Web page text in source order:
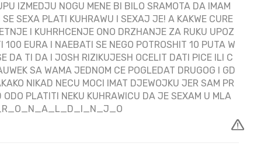
IZMEDJU NOGU MENE BI BILO SRAMOTA DA IMAM
SEXA PLATI KUHRAWU I SEXAJ JE! A KAKWE CURE
I KUHRHCENJE ONO DRZHANJE ZA RUKU UPOZ
EURA I NAEBATI SE NEGO POTROSHIT 10 PUTA W
DA TI DA I JOSH RIZIKUJESH OCELIT DATI PICE ILI C
SA WAMA JEDNOM CE POGLEDAT DRUGOG I GD
NIKAD NECU MOCI IMAT DJEWOJKU JER SAM PR
PLATITI NEKU KUHRAWICU DA JE SEXAM U MLA